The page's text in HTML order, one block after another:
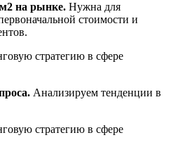
на рынке. Нужна для
стоимости и
Анализируем тенденции в